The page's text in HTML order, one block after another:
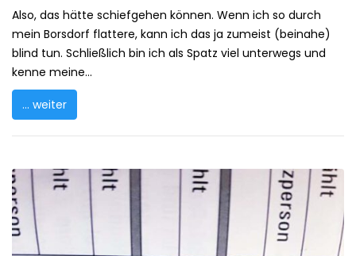
Also, das hätte schiefgehen können. Wenn ich so durch
mein Borsdorf flattere, kann ich das ja zumeist (beinahe)
blind tun. Schließlich bin ich als Spatz viel unterwegs und
kenne meine...
... weiter